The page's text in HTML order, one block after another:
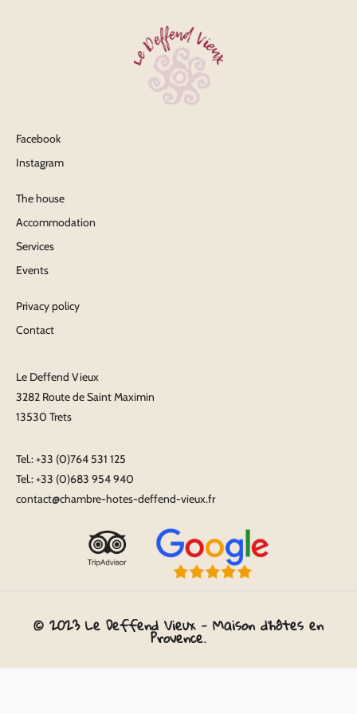
Facebook
Instagram
The house
Accommodation
Services
Events
Privacy policy
Contact
Le Deffend Vieux
3282 Route de Saint Maximin
13530 Trets
Tel.:+33 (0)764 531 125
Tel.:+33 (0)683 954 940
contact@chambre-hotes-deffend-vieux.fr
© 2023 Le Deffend Vieux - Maison d'hôtes en
Provence.